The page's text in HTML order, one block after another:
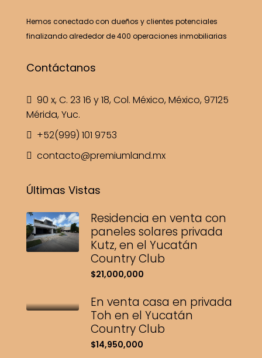
Hemos conectado con dueños y clientes potenciales
finalizando alrededor de 400 operaciones inmobiliarias
Contáctanos
90 x, C. 23 16 y 18, Col. México, México, 97125
Mérida, Yuc.
+52(999) 101 9753
contacto@premiumland.mx
Últimas Vistas
Residencia en venta con
paneles solares privada
Kutz, en el Yucatán
Country Club
$21,000,000
En venta casa en privada
Toh en el Yucatán
Country Club
$14,950,000